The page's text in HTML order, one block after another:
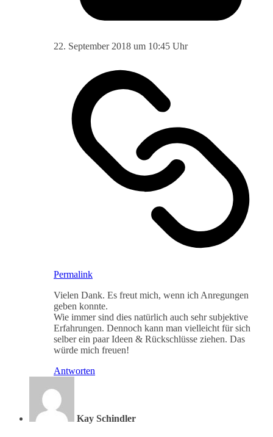
22. September 2018 um 10:45 Uhr
Permalink
Vielen Dank. Es freut mich, wenn ich Anregungen
geben konnte.
Wie immer sind dies natürlich auch sehr subjektive
Erfahrungen. Dennoch kann man vielleicht für sich
selber ein paar Ideen & Rückschlüsse ziehen. Das
würde mich freuen!
Antworten
Kay Schindler